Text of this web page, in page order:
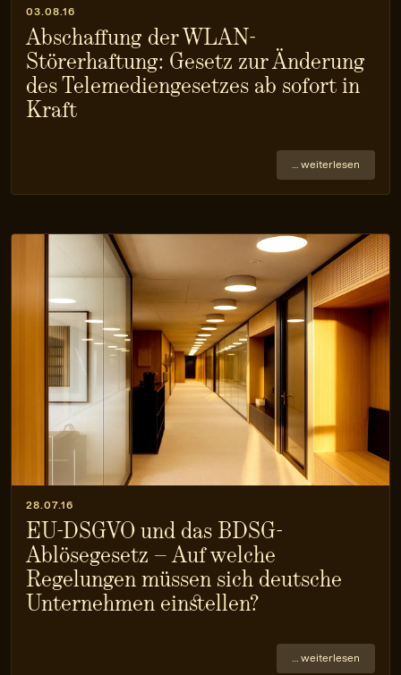
03.08.16
Abschaffung der WLAN-
Störerhaftung: Gesetz zur Änderung
des Telemediengesetzes ab sofort in
Kraft
… weiterlesen
28.07.16
EU-DSGVO und das BDSG-
Ablösegesetz – Auf welche
Regelungen müssen sich deutsche
Unternehmen einstellen?
… weiterlesen